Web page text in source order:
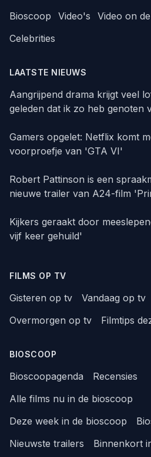
Bioscoop Video's Video on
Celebrities
LAATSTE NIEUWS
Aangrijpend drama krijgt veel
geleden dat ik zo heb genoten
Gamers opgelet: Netflix komt
voorproefje van 'GTA VI'
Robert Pattinson is een
nieuwe trailer van A24-film
Kijkers geraakt door
vijf keer gehuild'
FILMS OP TV
Gisteren op tv Vandaag op tv
Overmorgen op tv
Filmtips
BIOSCOOP
Bioscoopagenda
Recensies
Alle films nu in de bioscoop
Deze week in de bioscoop
Nieuwste trailers
Binnenkort